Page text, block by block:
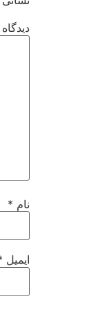
دیدگاه
نام *
ایمیل